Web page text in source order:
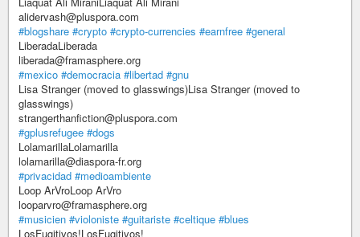
alidervash@pluspora.com
#blogshare #crypto #crypto-currencies #earnfree #general
LiberadaLiberada
liberada@framasphere.org
#mexico #democracia #libertad #gnu
Lisa Stranger (moved to glasswings)Lisa Stranger (moved to
glasswings)
strangerthanfiction@pluspora.com
#gplusrefugee #dogs
LolamarillaLolamarilla
lolamarilla@diaspora-fr.org
#privacidad #medioambiente
Loop ArVroLoop ArVro
looparvro@framasphere.org
#musicien #violoniste #guitariste #celtique #blues
LosFugitivos!LosFugitivos!